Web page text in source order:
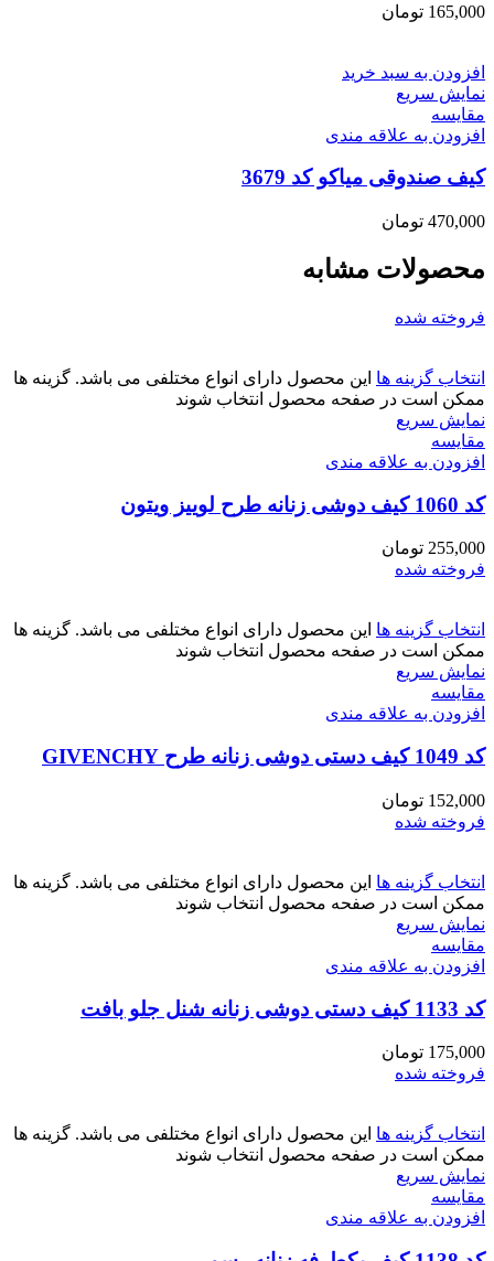
165,000 تومان
افزودن به سبد خرید
نمایش سریع
مقايسه
افزودن به علاقه مندی
کیف صندوقی میاکو کد 3679
470,000 تومان
محصولات مشابه
فروخته شده
انتخاب گزینه ها این محصول دارای انواع مختلفی می باشد. گزینه ها
ممکن است در صفحه محصول انتخاب شوند
نمایش سریع
مقايسه
افزودن به علاقه مندی
کد 1060 کیف دوشی زنانه طرح لوییز ویتون
255,000 تومان
فروخته شده
انتخاب گزینه ها این محصول دارای انواع مختلفی می باشد. گزینه ها
ممکن است در صفحه محصول انتخاب شوند
نمایش سریع
مقايسه
افزودن به علاقه مندی
کد 1049 کیف دستی دوشی زنانه طرح GIVENCHY
152,000 تومان
فروخته شده
انتخاب گزینه ها این محصول دارای انواع مختلفی می باشد. گزینه ها
ممکن است در صفحه محصول انتخاب شوند
نمایش سریع
مقايسه
افزودن به علاقه مندی
کد 1133 کیف دستی دوشی زنانه شنل جلو بافت
175,000 تومان
فروخته شده
انتخاب گزینه ها این محصول دارای انواع مختلفی می باشد. گزینه ها
ممکن است در صفحه محصول انتخاب شوند
نمایش سریع
مقايسه
افزودن به علاقه مندی